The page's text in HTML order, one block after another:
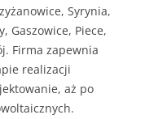
Syrynia,
Gaszowice, Piece,
Firma zapewnia
realizacji
aż po